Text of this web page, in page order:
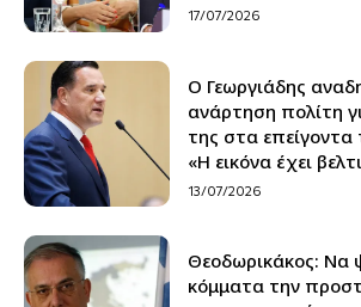
17/07/2026
Ο Γεωργιάδης
ανάρτηση πολίτη
της στα επείγοντα
«Η εικόνα έχει
13/07/2026
Θεοδωρικάκος: Να
κόμματα την